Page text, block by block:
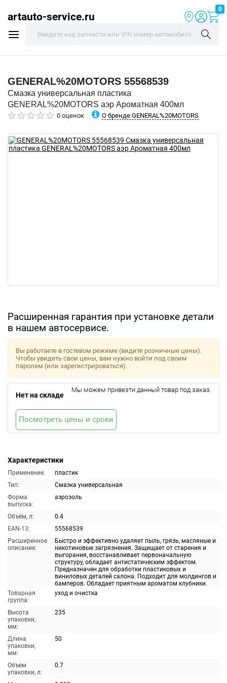
artauto-service.ru
0
GENERAL%20MOTORS 55568539
Смазка универсальная пластика
GENERAL%20MOTORS аэр Ароматная 400мл
0 оценок О бренде GENERAL%20MOTORS
Расширенная гарантия при установке детали
в нашем автосервисе.
Характеристики
Применение:
пластик
Тип:
Смазка универсальная
Форма
выпуска:
аэрозоль
Объём, л:
0.4
EAN-13:
55568539
Расширенное
описание:
Быстро и эффективно удаляет пыль, грязь, масляные и
никотиновые загрязнения. Защищает от старения и
выгорания, восстанавливает первоначальную
структуру, обладает антистатическим эффектом.
Предназначен для обработки пластиковых и
виниловых деталей салона. Подходит для молдингов и
бамперов. Обладает приятным ароматом клубники.
Товарная
группа:
уход и очистка
Высота
упаковки,
мм:
235
Длина
упаковки,
мм:
50
Объем
упаковки, л:
0.7
Вы работаете в гостевом режиме (видите розничные цены).
Чтобы увидеть свои цены, вам нужно войти под своим
паролем (или зарегистрироваться).
Нет на складе
Мы можем привезти данный товар под заказ.
Посмотреть цены и сроки